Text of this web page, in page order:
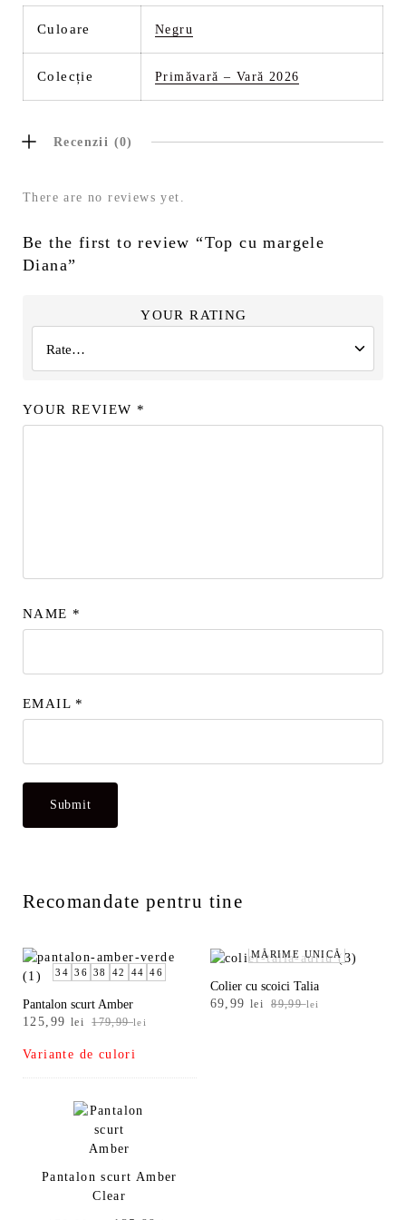
Culoare Negru
Colecție Primăvară – Vară 2026
Recenzii (0)
There are no reviews yet.
Be the first to review “Top cu margele
Diana”
YOUR RATING
YOUR REVIEW *
NAME *
EMAIL *
Recomandate pentru tine
34 36 38 42 44 46
Pantalon scurt Amber
179,99lei
Prețul
a
fost:
125,99 lei
Prețul
este:
125,99 lei.
Variante de culori
Pantalon scurt Amber
Clear
MĂRIME UNICĂ
Colier cu scoici Talia
89,99lei
Prețul
69,99 lei
Prețul